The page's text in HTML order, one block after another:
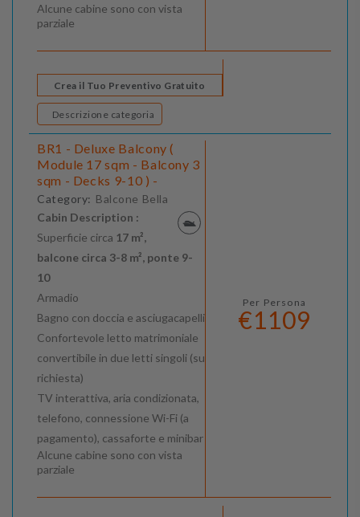
Alcune cabine sono con vista
parziale
Crea il Tuo Preventivo Gratuito
Descrizione categoria
BR1 - Deluxe Balcony (
Module 17 sqm - Balcony 3
sqm - Decks 9-10 ) -
Category: Balcone Bella
Cabin Description :
Superficie circa 17 m²,
balcone circa 3-8 m², ponte 9-
10
Armadio
Bagno con doccia e asciugacapelli
Confortevole letto matrimoniale
convertibile in due letti singoli (su
richiesta)
TV interattiva, aria condizionata,
telefono, connessione Wi-Fi (a
pagamento), cassaforte e minibar
Alcune cabine sono con vista
parziale
Per Persona
€1109